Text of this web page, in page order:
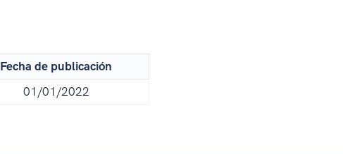
Fecha de publicación
01/01/2022